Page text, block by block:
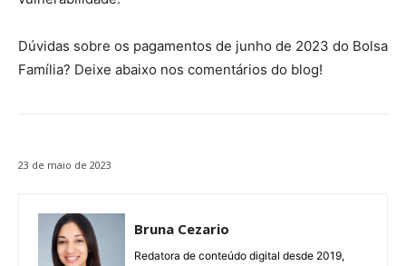
Dúvidas sobre os pagamentos de junho de 2023 do Bolsa
Família? Deixe abaixo nos comentários do blog!
23 de maio de 2023
Bruna Cezario
Redatora de conteúdo digital desde 2019,